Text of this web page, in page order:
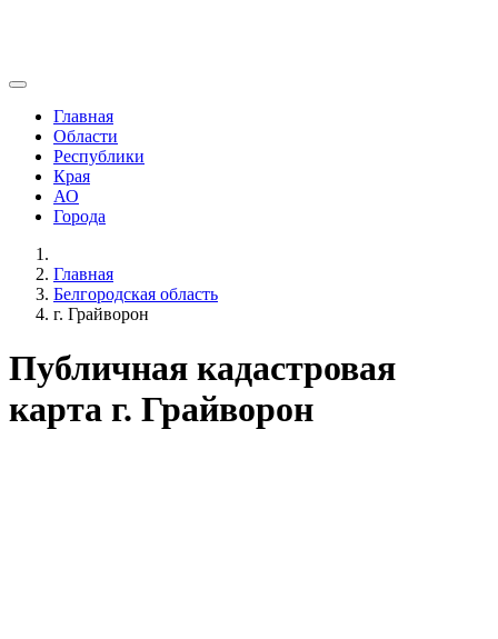
Главная
Области
Республики
Края
АО
Города
Главная
Белгородская область
г. Грайворон
Публичная кадастровая
карта г. Грайворон